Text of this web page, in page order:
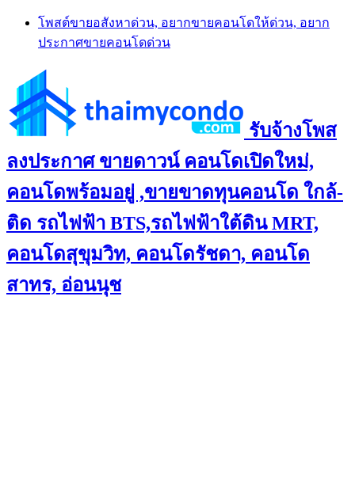
Skip
content
โพสต์ขายอสังหาด่วน, อยากขายคอนโดให้ด่วน, อยาก
ประกาศขายคอนโดด่วน
รับจ้างโพส
ลงประกาศ ขายดาวน์ คอนโดเปิดใหม่,
คอนโดพร้อมอยู่ ,ขายขาดทุนคอนโด ใกล้-
ติด รถไฟฟ้า BTS,รถไฟฟ้าใต้ดิน MRT,
คอนโดสุขุมวิท, คอนโดรัชดา, คอนโด
สาทร, อ่อนนุช